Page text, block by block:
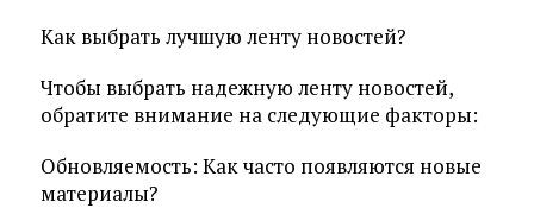
Как выбрать лучшую ленту новостей?
Чтобы выбрать надежную ленту новостей,
обратите внимание на следующие факторы:
Обновляемость: Как часто появляются новые
материалы?